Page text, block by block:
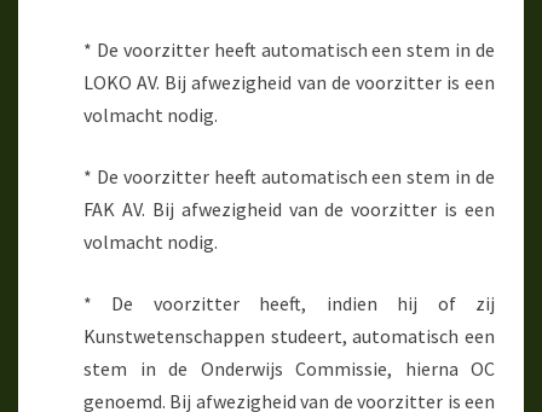
* De voorzitter heeft automatisch een stem in de
LOKO AV. Bij afwezigheid van de voorzitter is een
volmacht nodig.
* De voorzitter heeft automatisch een stem in de
FAK AV. Bij afwezigheid van de voorzitter is een
volmacht nodig.
* De voorzitter heeft, indien hij of zij
Kunstwetenschappen studeert, automatisch een
stem in de Onderwijs Commissie, hierna OC
genoemd. Bij afwezigheid van de voorzitter is een